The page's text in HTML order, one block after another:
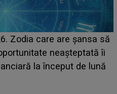
LINE-UP UNTOLD ONE,
scena principală a
suedeză a ajuns deja în